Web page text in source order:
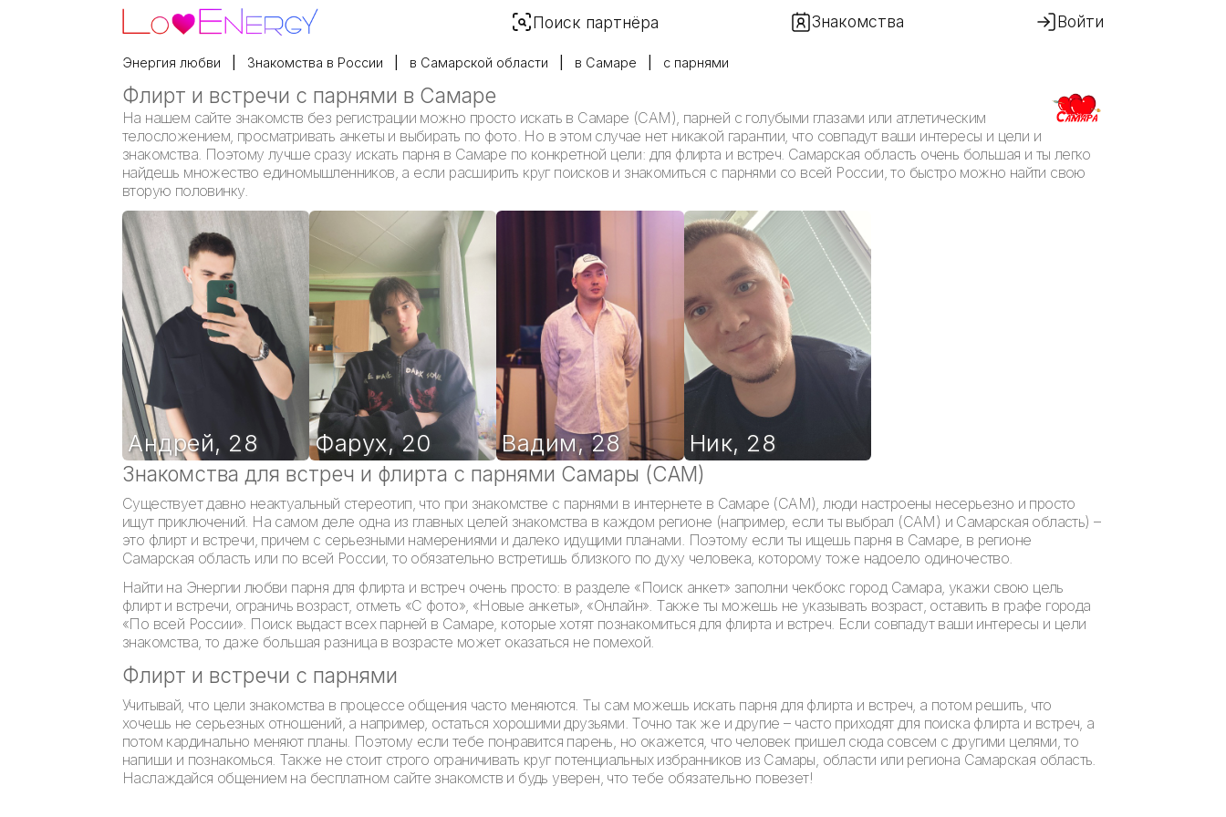
Поиск партнёра Знакомства Войти
Энергия любви Знакомства в России в Самарской области в Самаре с парнями
Флирт и встречи с парнями в Самаре
На нашем сайте знакомств без регистрации можно просто искать в Самаре (САМ), парней с голубыми глазами или атлетическим
телосложением, просматривать анкеты и выбирать по фото. Но в этом случае нет никакой гарантии, что совпадут ваши интересы и цели и
знакомства. Поэтому лучше сразу искать парня в Самаре по конкретной цели: для флирта и встреч. Самарская область очень большая и ты легко
найдешь множество единомышленников, а если расширить круг поисков и знакомиться с парнями со всей России, то быстро можно найти свою
вторую половинку.
Андрей, 28 Фарух,20 Вадим,28 Ник, 28
Знакомства для встреч и флирта с парнями Самары (САМ)
Существует давно неактуальный стереотип, что при знакомстве с парнями в интернете в Самаре (САМ), люди настроены несерьезно и просто
ищут приключений. На самом деле одна из главных целей знакомства в каждом регионе (например, если ты выбрал (САМ) и Самарская область) –
это флирт и встречи, причем с серьезными намерениями и далеко идущими планами. Поэтому если ты ищешь парня в Самаре, в регионе
Самарская область или по всей России, то обязательно встретишь близкого по духу человека, которому тоже надоело одиночество.
Найти на Энергии любви парня для флирта и встреч очень просто: в разделе «Поиск анкет» заполни чекбокс город Самара, укажи свою цель
флирт и встречи, ограничь возраст, отметь «С фото», «Новые анкеты», «Онлайн». Также ты можешь не указывать возраст, оставить в графе города
«По всей России». Поиск выдаст всех парней в Самаре, которые хотят познакомиться для флирта и встреч. Если совпадут ваши интересы и цели
знакомства, то даже большая разница в возрасте может оказаться не помехой.
Флирт и встречи с парнями
Учитывай, что цели знакомства в процессе общения часто меняются. Ты сам можешь искать парня для флирта и встреч, а потом решить, что
хочешь не серьезных отношений, а например, остаться хорошими друзьями. Точно так же и другие – часто приходят для поиска флирта и встреч, а
потом кардинально меняют планы. Поэтому если тебе понравится парень, но окажется, что человек пришел сюда совсем с другими целями, то
напиши и познакомься. Также не стоит строго ограничивать круг потенциальных избранников из Самары, области или региона Самарская область.
Наслаждайся общением на бесплатном сайте знакомств и будь уверен, что тебе обязательно повезет!